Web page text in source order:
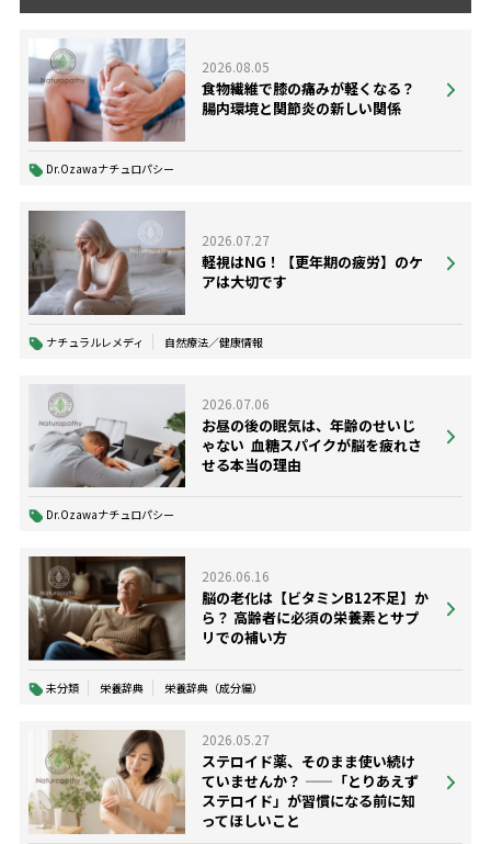
2026.08.05
食物繊維で膝の痛みが軽くなる？
腸内環境と関節炎の新しい関係
Dr.Ozawaナチュロパシー
2026.07.27
軽視はNG！【更年期の疲労】のケ
アは大切です
ナチュラルレメディ 自然療法／健康情報
2026.07.06
お昼の後の眠気は、年齢のせいじ
ゃない ―― 血糖スパイクが脳を疲れさ
せる本当の理由
Dr.Ozawaナチュロパシー
2026.06.16
脳の老化は【ビタミンB12不足】か
ら？ 高齢者に必須の栄養素とサプ
リでの補い方
未分類 栄養辞典 栄養辞典（成分編）
2026.05.27
ステロイド薬、そのまま使い続け
ていませんか？ ——「とりあえず
ステロイド」が習慣になる前に知
ってほしいこと